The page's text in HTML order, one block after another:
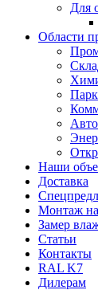
Для
Области
Наши
Доставка
Монтаж
Замер
Статьи
Контакты
RAL K7
Дилерам